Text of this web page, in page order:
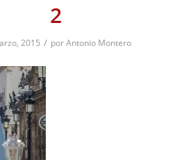
2
2015 / porAntonio Montero